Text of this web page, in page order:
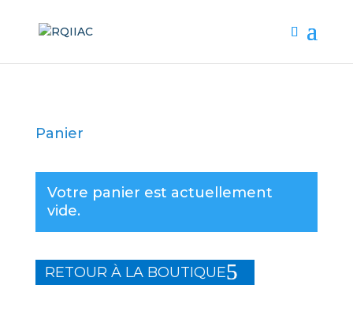
Panier
Votre panier est actuellement
vide.
RETOUR À LA BOUTIQUE